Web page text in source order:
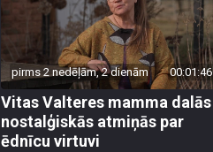
pirms 2 nedēļām, 2 dienām 00:01:46
Vitas Valteres mamma dalās
nostalģiskās atmiņās par
ēdnīcu virtuvi